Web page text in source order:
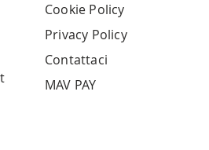
Cookie Policy
Privacy Policy
Contattaci
MAV PAY